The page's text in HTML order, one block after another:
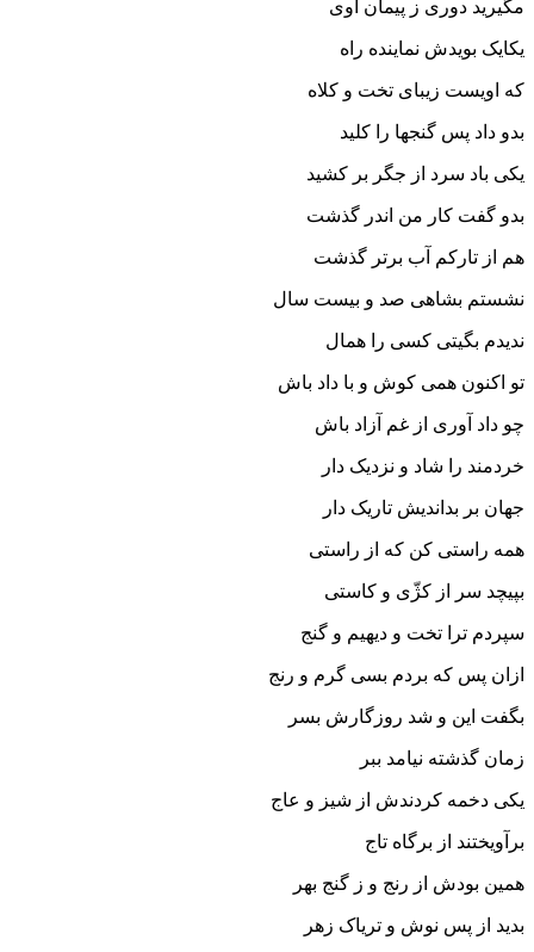
مگیرید دورى ز پیمان اوى‏
یکایک بویدش نماینده راه
که اویست زیباى تخت و کلاه‏
بدو داد پس گنجها را کلید
یکى باد سرد از جگر بر کشید
بدو گفت کار من اندر گذشت
هم از تارکم آب برتر گذشت‏
نشستم بشاهى صد و بیست سال
ندیدم بگیتى کسى را همال‏
تو اکنون همى کوش و با داد باش
چو داد آورى از غم آزاد باش‏
خردمند را شاد و نزدیک دار
جهان بر بداندیش تاریک دار
همه راستى کن که از راستى
بپیچد سر از کژّى و کاستى‏
سپردم ترا تخت و دیهیم و گنج
ازان پس که بردم بسى گرم و رنج‏
بگفت این و شد روزگارش بسر
زمان گذشته نیامد ببر
یکى دخمه کردندش از شیز و عاج
برآویختند از برگاه تاج‏
همین بودش از رنج و ز گنج بهر
بدید از پس نوش و تریاک زهر